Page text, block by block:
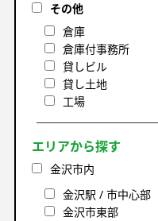
その他
倉庫
倉庫付事務所
貸しビル
貸し土地
工場
エリアから探す
金沢市内
金沢駅 / 市中心部
金沢市東部